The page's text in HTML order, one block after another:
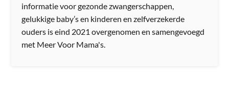
informatie voor gezonde zwangerschappen,
gelukkige baby’s en kinderen en zelfverzekerde
ouders is eind 2021 overgenomen en samengevoegd
met Meer Voor Mama's.